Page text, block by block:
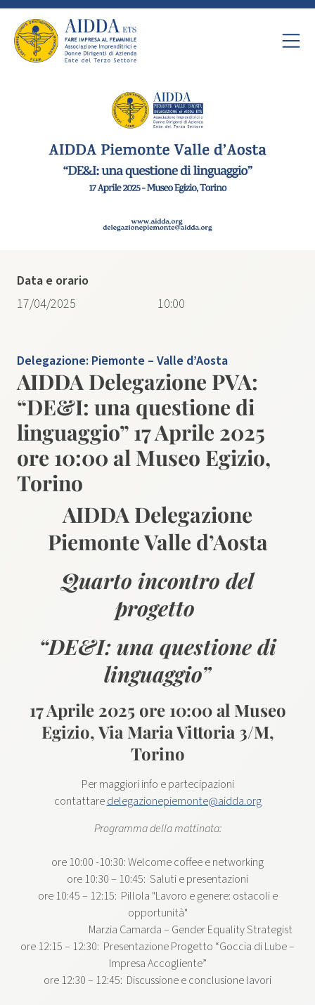
Delegazione: Piemonte – Valle d’Aosta
AIDDA Delegazione PVA:
“DE&I: una questione di
linguaggio” 17 Aprile 2025
ore 10:00 al Museo Egizio,
Torino
AIDDA Delegazione
Piemonte Valle d’Aosta
Quarto incontro del
progetto
“DE&I: una questione di
linguaggio”
17 Aprile 2025 ore 10:00 al Museo
Egizio, Via Maria Vittoria 3/M,
Torino
Per maggiori info e partecipazioni
contattaredelegazionepiemonte@aidda.org
Programma della mattinata:
ore 10:00 -10:30: Welcome coffee e networking
ore 10:30 – 10:45: Saluti e presentazioni
ore 10:45 – 12:15: Pillola "Lavoro e genere: ostacoli e
opportunità"
Marzia Camarda – Gender Equality Strategist
ore 12:15 – 12:30: Presentazione Progetto “Goccia di Lube –
Impresa Accogliente”
ore 12:30 – 12:45: Discussione e conclusione lavori
Data e orario
17/04/2025
10:00